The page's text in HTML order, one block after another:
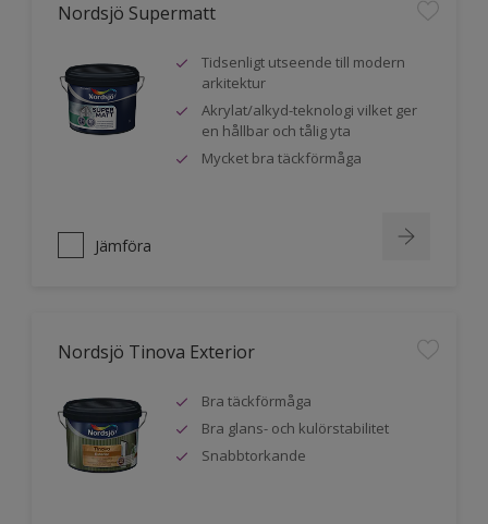
Nordsjö Supermatt
Tidsenligt utseende till modern
arkitektur
Akrylat/alkyd-teknologi vilket ger
en hållbar och tålig yta
Mycket bra täckförmåga
Jämföra
Nordsjö Tinova Exterior
Bra täckförmåga
Bra glans- och kulörstabilitet
Snabbtorkande